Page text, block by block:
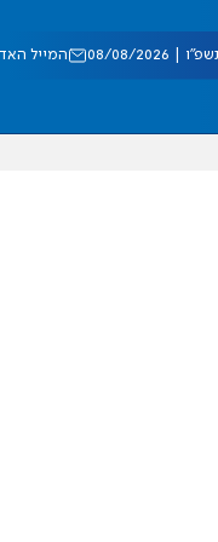
08/2026 המייל